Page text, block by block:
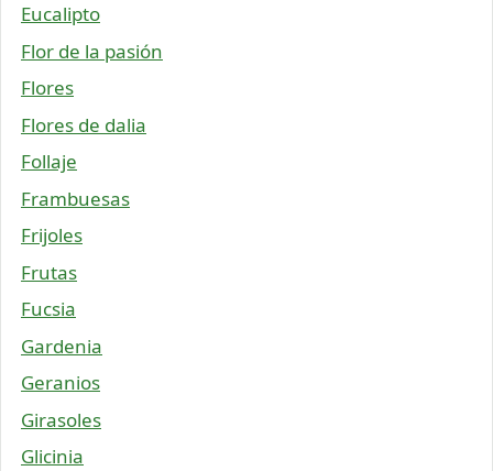
Eucalipto
Flor de la pasión
Flores
Flores de dalia
Follaje
Frambuesas
Frijoles
Frutas
Fucsia
Gardenia
Geranios
Girasoles
Glicinia